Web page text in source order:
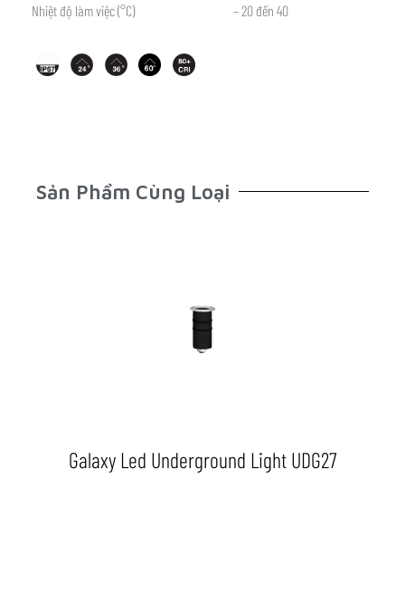
Nhiệt độ làm việc (°C)
– 20 đến 40
Sản Phẩm Cùng Loại
Galaxy Led Underground Light UDG27